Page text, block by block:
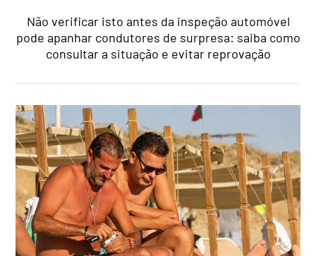
Não verificar isto antes da inspeção automóvel
pode apanhar condutores de surpresa: saiba como
consultar a situação e evitar reprovação